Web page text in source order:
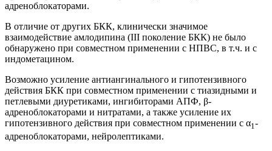
адреноблокаторами.
В отличие от других БКК, клинически значимое
взаимодействие амлодипина (III поколение БКК) не было
обнаружено при совместном применении с НПВС, в т.ч. и с
индометацином.
Возможно усиление антиангинального и гипотензивного
действия БКК при совместном применении с тиазидными и
петлевыми диуретиками, ингибиторами АПФ, β-
адреноблокаторами и нитратами, а также усиление их
гипотензивного действия при совместном применении с α1-
адреноблокаторами, нейролептиками.